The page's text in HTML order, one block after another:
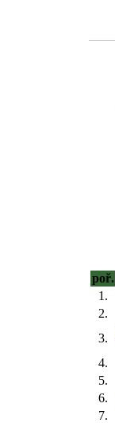
poř.
1.
2.
3.
4.
5.
6.
7.